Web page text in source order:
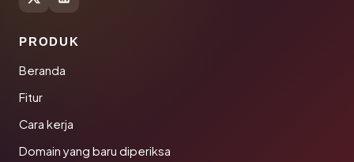
PRODUK
Beranda
Fitur
Cara kerja
Domain yang baru diperiksa